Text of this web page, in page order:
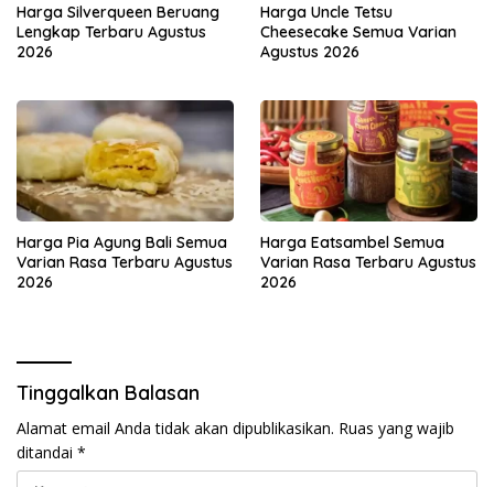
Harga Silverqueen Beruang
Lengkap Terbaru Agustus
2026
Harga Uncle Tetsu
Cheesecake Semua Varian
Agustus 2026
Harga Pia Agung Bali Semua
Varian Rasa Terbaru Agustus
2026
Harga Eatsambel Semua
Varian Rasa Terbaru Agustus
2026
Tinggalkan Balasan
Alamat email Anda tidak akan dipublikasikan. Ruas yang wajib
ditandai *